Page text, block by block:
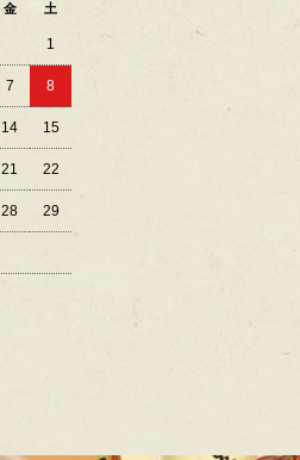
金 土
1
7 8
14 15
21 22
28 29